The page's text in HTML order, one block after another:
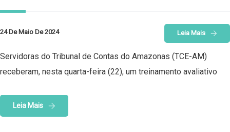
24 De Maio De 2024 Leia Mais
Servidoras do Tribunal de Contas do Amazonas (TCE-AM)
receberam, nesta quarta-feira (22), um treinamento avaliativo
Leia Mais